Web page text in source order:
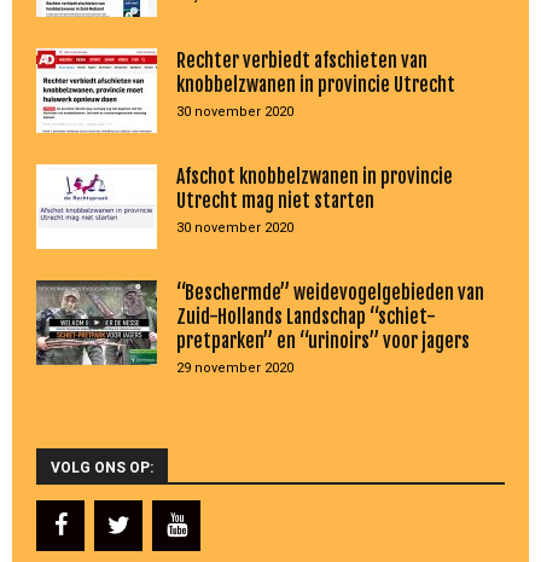
Rechter verbiedt afschieten van
knobbelzwanen in provincie Utrecht
30 november 2020
Afschot knobbelzwanen in provincie
Utrecht mag niet starten
30 november 2020
“Beschermde” weidevogelgebieden van
Zuid-Hollands Landschap “schiet-
pretparken” en “urinoirs” voor jagers
29 november 2020
VOLG ONS OP: